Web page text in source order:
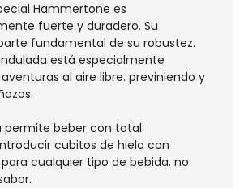
Hammertone es
fuerte y duradero. Su
fundamental de su robustez.
está especialmente
al aire libre. previniendo y
permite beber con total
cubitos de hielo con
cualquier tipo de bebida. no